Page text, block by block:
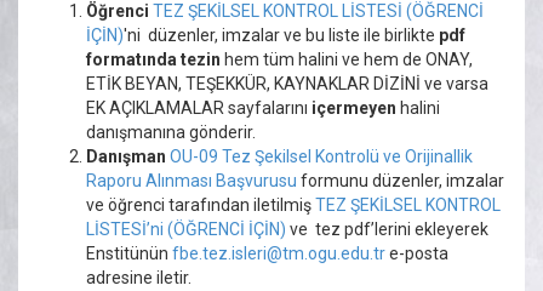
Öğrenci TEZ ŞEKİLSEL KONTROL LİSTESİ (ÖĞRENCİ
İÇİN)'ni düzenler, imzalar ve bu liste ile birlikte pdf
formatında tezin hem tüm halini ve hem de ONAY,
ETİK BEYAN, TEŞEKKÜR, KAYNAKLAR DİZİNİ ve varsa
EK AÇIKLAMALAR sayfalarını içermeyen halini
danışmanına gönderir.
Danışman OU-09 Tez Şekilsel Kontrolü ve Orijinallik
Raporu Alınması Başvurusu formunu düzenler, imzalar
ve öğrenci tarafından iletilmişTEZ ŞEKİLSEL KONTROL
LİSTESİ’ni (ÖĞRENCİ İÇİN) ve tez pdf’lerini ekleyerek
Enstitünün fbe.tez.isleri@tm.ogu.edu.tre-posta
adresine iletir.